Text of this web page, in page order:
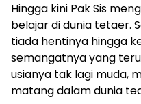
Hingga kini Pak Sis
belajar di dunia tetaer.
tiada hentinya hingga
semangatnya yang
usianya tak lagi muda,
matang dalam dunia